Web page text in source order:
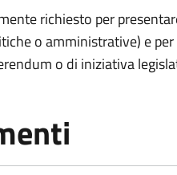
richiesto per
o amministrative) e
o di iniziativa